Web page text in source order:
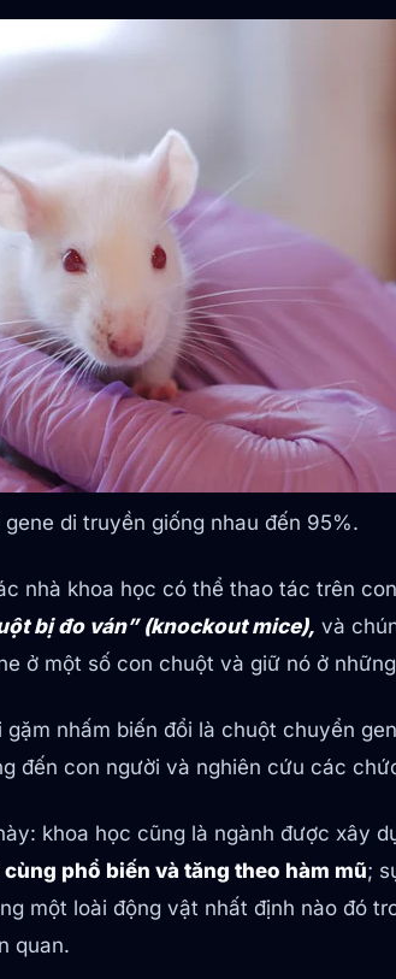
di truyền giống nhau đến 95%.
nhà khoa học có thể thao tác trên
bị đo ván” (knockout mice), và
ở một số con chuột và giữ nó ở
gặm nhấm biến đổi là chuột chuyển
đến con người và nghiên cứu các
khoa học cũng là ngành được xây
phổ biến và tăng theo hàm mũ;
một loài động vật nhất định nào đó
quan.